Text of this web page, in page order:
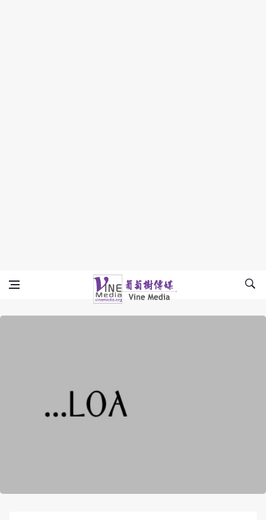
Vine Media
葡萄樹傳媒